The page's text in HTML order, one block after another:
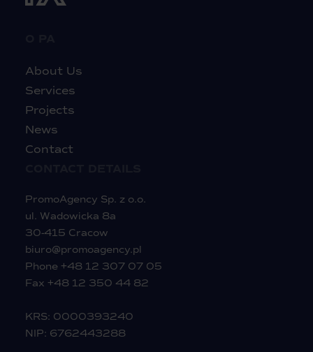
About Us
Services
Projects
News
Contact
PromoAgency Sp. z o.o.
ul. Wadowicka 8a
30-415 Cracow
biuro@promoagency.pl
Phone +48 12 307 07 05
Fax +48 12 350 44 82
KRS: 0000393240
NIP: 6762443288